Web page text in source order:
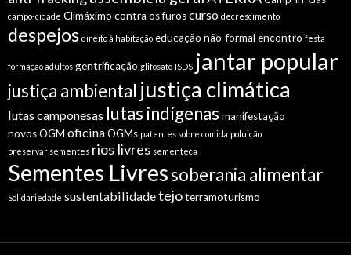
campo-cidade Climáximo contra os furoscurso decrescimento
despejos direito à habitação educação não-formal encontro festa
formação adultos gentrificação glifosato ISDS jantar popular
justiça ambiental justiça climática
lutas camponesas lutas indígenas manifestação
novos OGM oficinaOGMs patentes sobre comida poluição
preservar sementes rios livres sementeca
Sementes Livressoberania alimentar
Solidariedade sustentabilidadetejoterramoturismo